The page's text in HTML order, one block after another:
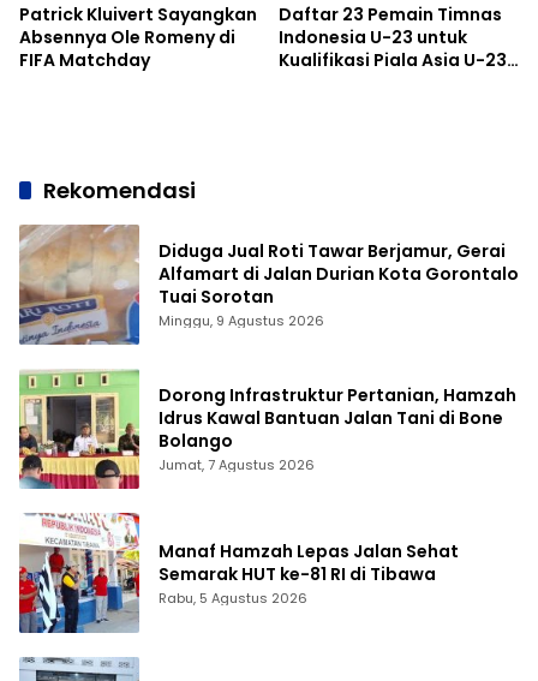
Patrick Kluivert Sayangkan
Absennya Ole Romeny di
FIFA Matchday
Daftar 23 Pemain Timnas
Indonesia U-23 untuk
Kualifikasi Piala Asia U-23
Rekomendasi
Diduga Jual Roti Tawar Berjamur, Gerai
Alfamart di Jalan Durian Kota Gorontalo
Tuai Sorotan
Minggu, 9 Agustus 2026
Dorong Infrastruktur Pertanian, Hamzah
Idrus Kawal Bantuan Jalan Tani di Bone
Bolango
Jumat, 7 Agustus 2026
Manaf Hamzah Lepas Jalan Sehat
Semarak HUT ke-81 RI di Tibawa
Rabu, 5 Agustus 2026